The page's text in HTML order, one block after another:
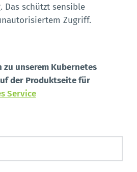
Das schützt sensible
Zugriff.
unserem Kubernetes
der Produktseite für
Service